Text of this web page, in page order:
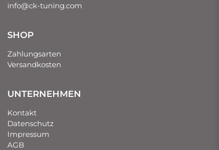
info@ck-tuning.com
SHOP
Zahlungsarten
Versandkosten
UNTERNEHMEN
Kontakt
Datenschutz
Impressum
AGB